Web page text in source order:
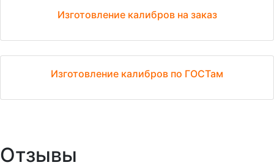
Изготовление калибров на заказ
Изготовление калибров по ГОСТам
Отзывы